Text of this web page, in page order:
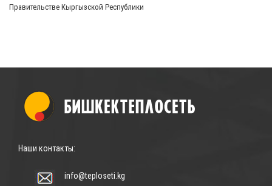
Правительстве Кыргызской Республики
Наши контакты:
info@teploseti.kg